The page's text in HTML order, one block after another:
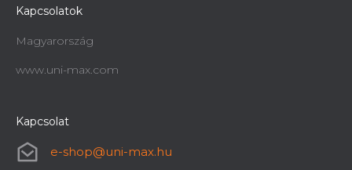
Kapcsolatok
Magyarország
www.uni-max.com
Kapcsolat
e-shop@uni-max.hu